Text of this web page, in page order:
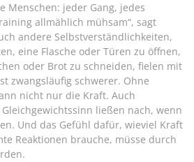
Menschen: jeder Gang, jedes
allmählich mühsam“, sagt
andere Selbstverständlichkeiten,
eine Flasche oder Türen zu öffnen,
oder Brot zu schneiden, fielen mit
zwangsläufig schwerer. Ohne
nicht nur die Kraft. Auch
ließen nach, wenn
Und das Gefühl dafür, wieviel Kraft
Reaktionen brauche, müsse durch